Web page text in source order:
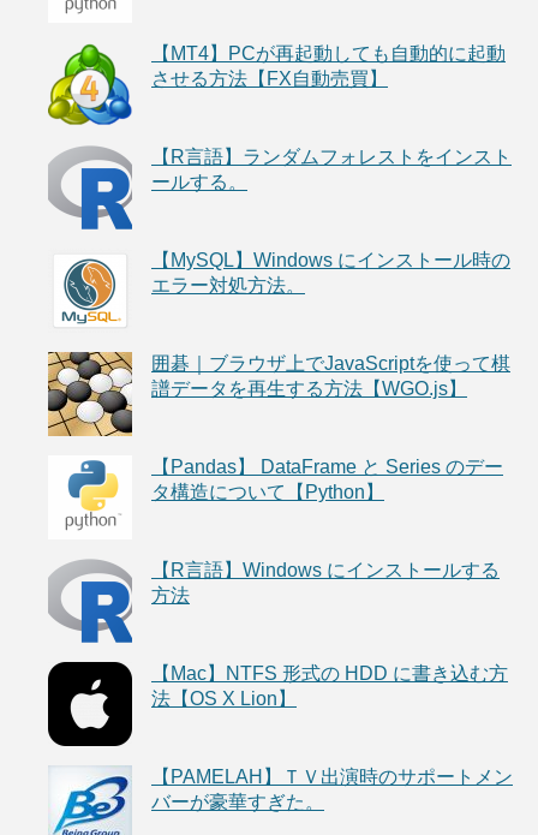
【MT4】PCが再起動しても自動的に起動
させる方法【FX自動売買】
【R言語】ランダムフォレストをインスト
ールする。
【MySQL】Windows にインストール時の
エラー対処方法。
囲碁｜ブラウザ上でJavaScriptを使って棋
譜データを再生する方法【WGO.js】
【Pandas】 DataFrame と Series のデー
タ構造について【Python】
【R言語】Windows にインストールする
方法
【Mac】NTFS 形式の HDD に書き込む方
法【OS X Lion】
【PAMELAH】ＴＶ出演時のサポートメン
バーが豪華すぎた。